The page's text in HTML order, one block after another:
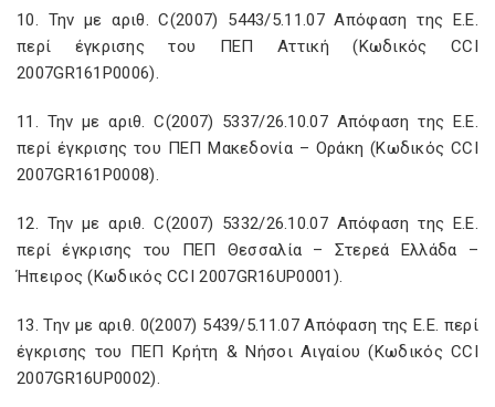
10. Την με αριθ. C(2007) 5443/5.11.07 Απόφαση της Ε.Ε.
περί έγκρισης του ΠΕΠ Αττική (Κωδικός CCI
2007GR161Ρ0006).
11. Την με αριθ. C(2007) 5337/26.10.07 Απόφαση της Ε.Ε.
περί έγκρισης του ΠΕΠ Μακεδονία – Οράκη (Κωδικός CCI
2007GR161Ρ0008).
12. Την με αριθ. C(2007) 5332/26.10.07 Απόφαση της Ε.Ε.
περί έγκρισης του ΠΕΠ Θεσσαλία – Στερεά Ελλάδα –
Ήπειρος (Κωδικός CCI 2007GR16UP0001).
13. Την με αριθ. 0(2007) 5439/5.11.07 Απόφαση της Ε.Ε. περί
έγκρισης του ΠΕΠ Κρήτη & Νήσοι Αιγαίου (Κωδικός CCI
2007GR16UP0002).